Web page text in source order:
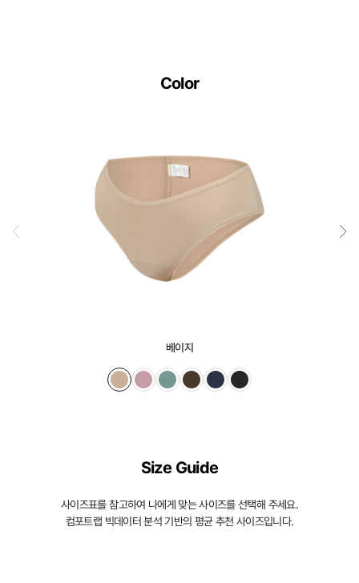
Color
베이지
Size Guide
사이즈표를 참고하여 나에게 맞는 사이즈를 선택해 주세요.
컴포트랩 빅데이터 분석 기반의 평균 추천 사이즈입니다.